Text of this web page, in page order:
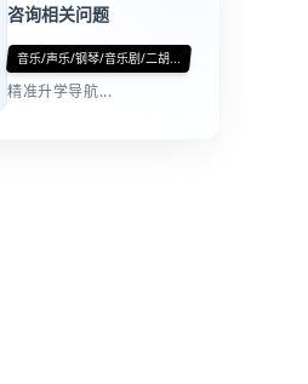
咨询相关问题
音乐/声乐/钢琴/音乐剧/二胡...
精准升学导航...